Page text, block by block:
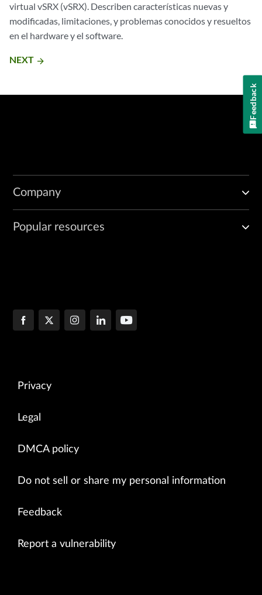
virtual vSRX (vSRX). Describen características nuevas y
modificadas, limitaciones, y problemas conocidos y resueltos
en el hardware y el software.
NEXT arrow_forward
Company
Popular resources
Privacy
Legal
DMCA policy
Do not sell or share my personal information
Feedback
Report a vulnerability
Feedback